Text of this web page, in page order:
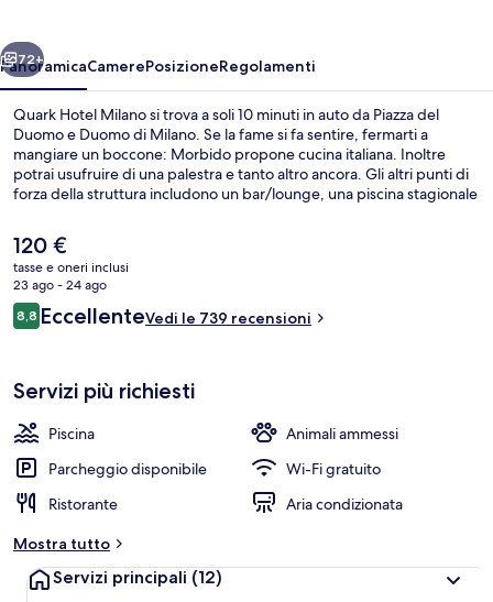
Avanti
72+
PanoramicaCamerePosizioneRegolamenti
Quark Hotel Milano si trova a soli 10 minuti in auto da Piazza del
Duomo e Duomo di Milano. Se la fame si fa sentire, fermarti a
mangiare un boccone: Morbido propone cucina italiana. Inoltre
potrai usufruire di una palestra e tanto altro ancora. Gli altri punti di
forza della struttura includono un bar/lounge, una piscina stagionale
personale gentile della struttura. Approfitta dei mezzi pubblici nelle
vicinanze: Fermata del tram di viale Giovanni da Cermenate è a 12
min e Fermata del tram di via Volvinio a 12 min a piedi.
Il
prezzo
attuale
è
120 €
120 €
tasse e oneri inclusi
23 ago - 24 ago
Recensioni
8,88,8 su 10
EccellenteVedi le 739 recensioni
Servizi più richiesti
Piscina
Animali ammessi
Parcheggio disponibile
Wi-Fi gratuito
Ristorante
Aria condizionata
Mostra tutto
Servizi principali (12)